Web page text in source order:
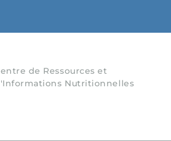
de Ressources et
Nutritionnelles